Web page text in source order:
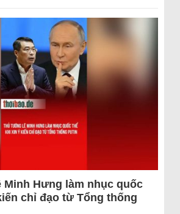
Hưng làm nhục quốc
chỉ đạo từ Tổng thống